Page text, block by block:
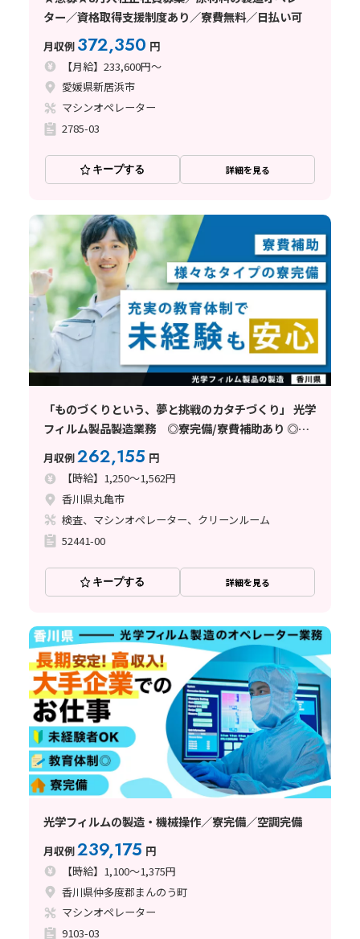
ター／資格取得支援制度あり／寮費無料／日払い可
月収例 372,350 円
【月給】233,600円～
愛媛県新居浜市
マシンオペレーター
2785-03
キープする 詳細を見る
「ものづくりという、夢と挑戦のカタチづくり」 光学
フィルム製品製造業務 ◎寮完備/寮費補助あり ◎未
経験歓迎 ◎駅チカ 《香川県丸亀市》
月収例262,155 円
【時給】1,250～1,562円
香川県丸亀市
検査、マシンオペレーター、クリーンルーム
52441-00
キープする 詳細を見る
光学フィルムの製造・機械操作／寮完備／空調完備
月収例239,175 円
【時給】1,100～1,375円
香川県仲多度郡まんのう町
マシンオペレーター
9103-03